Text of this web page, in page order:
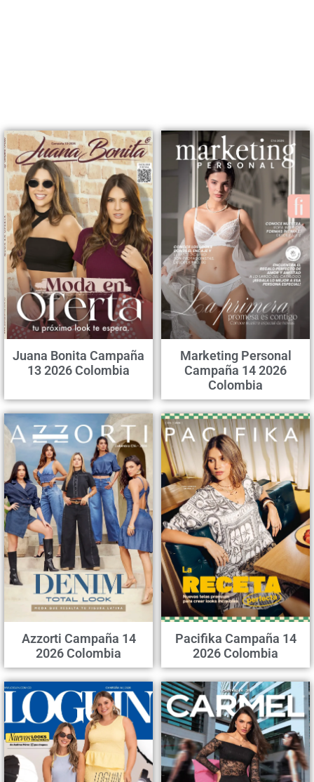
Juana Bonita Campaña
13 2026 Colombia
Marketing Personal
Campaña 14 2026
Colombia
Azzorti Campaña 14
2026 Colombia
Pacifika Campaña 14
2026 Colombia